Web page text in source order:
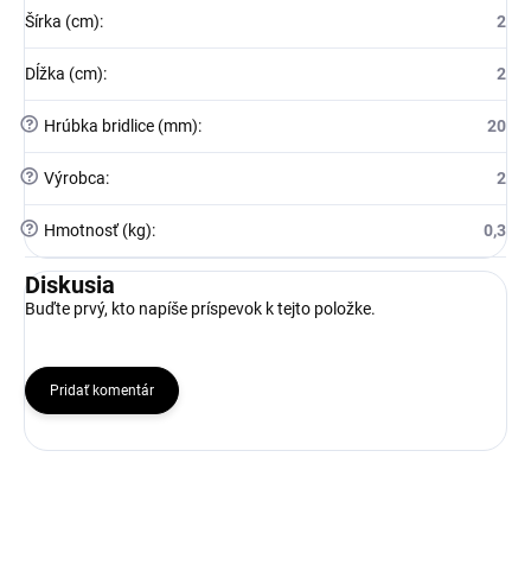
Šírka (cm): 2
Dĺžka (cm): 2
? Hrúbka bridlice (mm): 20
? Výrobca: 2
? Hmotnosť (kg): 0,3
Diskusia
Buďte prvý, kto napíše príspevok k tejto položke.
Pridať komentár